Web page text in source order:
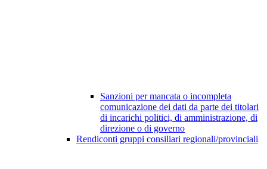
Sanzioni per mancata o incompleta
comunicazione dei dati da parte dei titolari
di incarichi politici, di amministrazione, di
direzione o di governo
Rendiconti gruppi consiliari regionali/provinciali